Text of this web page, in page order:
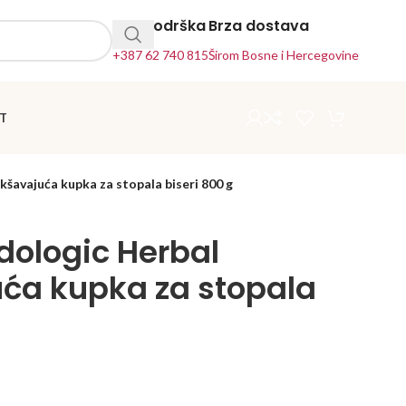
24h Podrška
+387 62 740 815
Brza dostava
Širom Bosne i Hercegovine
kupka za stopala biseri 800 g
Herbal
kupka za stopala